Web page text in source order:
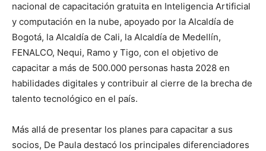
nacional de capacitación gratuita en Inteligencia Artificial
y computación en la nube, apoyado por la Alcaldía de
Bogotá, la Alcaldía de Cali, la Alcaldía de Medellín,
FENALCO, Nequi, Ramo y Tigo, con el objetivo de
capacitar a más de 500.000 personas hasta 2028 en
habilidades digitales y contribuir al cierre de la brecha de
talento tecnológico en el país.
Más allá de presentar los planes para capacitar a sus
socios, De Paula destacó los principales diferenciadores